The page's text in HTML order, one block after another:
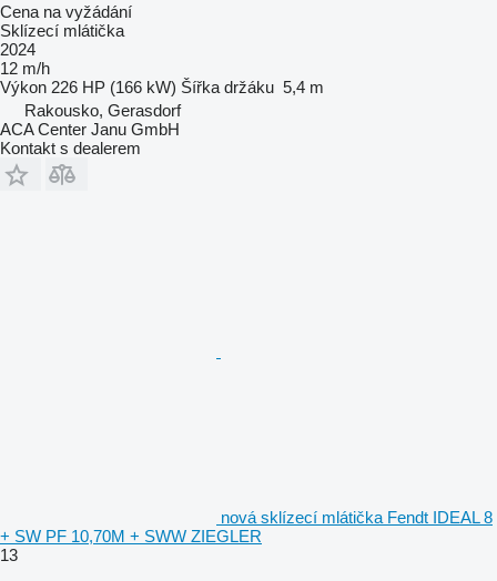
Cena na vyžádání
Sklízecí mlátička
2024
12 m/h
Výkon 226 HP (166 kW) Šířka držáku 5,4 m
Rakousko, Gerasdorf
ACA Center Janu GmbH
Kontakt s dealerem
nová sklízecí mlátička Fendt IDEAL 8
+ SW PF 10,70M + SWW ZIEGLER
13